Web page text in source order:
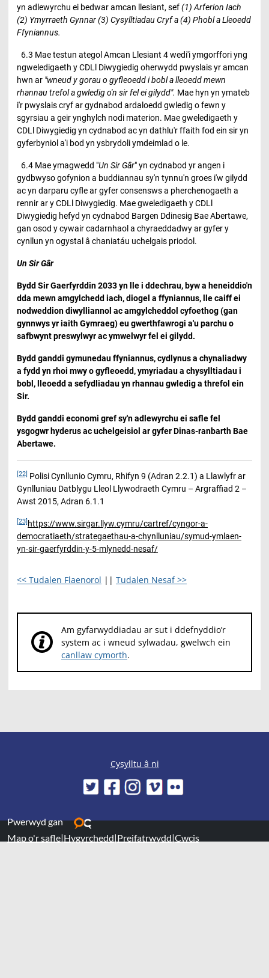
yn adlewyrchu ei bedwar amcan llesiant, sef(1) Arferion Iach
(2) Ymyrraeth Gynnar (3) Cysylltiadau Cryf a (4) Phobl a Lleoedd
Ffyniannus.
6.3 Mae testun ategol Amcan Llesiant 4 wedi'i ymgorffori yng
ngweledigaeth y CDLl Diwygiedig oherwydd pwyslais yr amcan
hwn ar "wneud y gorau o gyfleoedd i bobl a lleoedd mewn
rhannau trefol a gwledig o'n sir fel ei gilydd". Mae hyn yn ymateb
i'r pwyslais cryf ar gydnabod ardaloedd gwledig o fewn y
sgyrsiau a geir ynghylch nodi materion. Mae gweledigaeth y
CDLl Diwygiedig yn cydnabod ac yn dathlu'r ffaith fod ein sir yn
gyferbyniol a'i bod yn ysbrydoli ymdeimlad o le.
6.4 Mae ymagwedd "Un Sir Gâr" yn cydnabod yr angen i
gydbwyso gofynion a buddiannau sy'n tynnu'n groes i'w gilydd
ac yn darparu cyfle ar gyfer consensws a pherchenogaeth a
rennir ar y CDLl Diwygiedig. Mae gweledigaeth y CDLl
Diwygiedig hefyd yn cydnabod Bargen Ddinesig Bae Abertawe,
gan osod y cywair cadarnhaol a chyraeddadwy ar gyfer y
cynllun yn ogystal â chaniatáu uchelgais priodol.
Un Sir Gâr
Bydd Sir Gaerfyrddin 2033 yn lle i ddechrau, byw a heneiddio'n
dda mewn amgylchedd iach, diogel a ffyniannus, lle caiff ei
nodweddion diwylliannol ac amgylcheddol cyfoethog (gan
gynnwys yr iaith Gymraeg) eu gwerthfawrogi a'u parchu o
safbwynt preswylwyr ac ymwelwyr fel ei gilydd.
Bydd ganddi gymunedau ffyniannus, cydlynus a chynaliadwy
a fydd yn rhoi mwy o gyfleoedd, ymyriadau a chysylltiadau i
bobl, lleoedd a sefydliadau yn rhannau gwledig a threfol ein
Sir.
Bydd ganddi economi gref sy'n adlewyrchu ei safle fel
ysgogwr hyderus ac uchelgeisiol ar gyfer Dinas-ranbarth Bae
Abertawe.
[22] Polisi Cynllunio Cymru, Rhifyn 9 (Adran 2.2.1) a Llawlyfr ar
Gynlluniau Datblygu Lleol Llywodraeth Cymru – Argraffiad 2 –
Awst 2015, Adran 6.1.1
[23] https://www.sirgar.llyw.cymru/cartref/cyngor-a-
democratiaeth/strategaethau-a-chynlluniau/symud-ymlaen-
yn-sir-gaerfyrddin-y-5-mlynedd-nesaf/
<< Tudalen Flaenorol || Tudalen Nesaf >>
Am gyfarwyddiadau ar sut i ddefnyddio’r
system ac i wneud sylwadau, gwelwch ein
canllaw cymorth.
Cysylltu â ni
Pwerwyd gan
Map o'r safle|Hygyrchedd|Preifatrwydd|Cwcis